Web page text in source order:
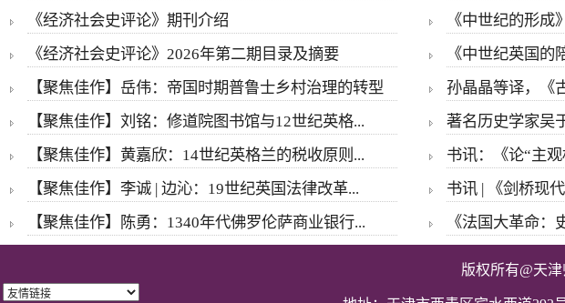
《经济社会史评论》期刊介绍
《经济社会史评论》2026年第二期目录及摘要
【聚焦佳作】岳伟：帝国时期普鲁士乡村治理的转型
【聚焦佳作】刘铭：修道院图书馆与12世纪英格...
【聚焦佳作】黄嘉欣：14世纪英格兰的税收原则...
【聚焦佳作】李诚 | 边沁：19世纪英国法律改革...
【聚焦佳作】陈勇：1340年代佛罗伦萨商业银行...
《中世纪的形成
《中世纪英国的
孙晶晶等译，《
著名历史学家吴
书讯：《论“主
书讯 | 《剑桥现
《法国大革命：
版权所有@天